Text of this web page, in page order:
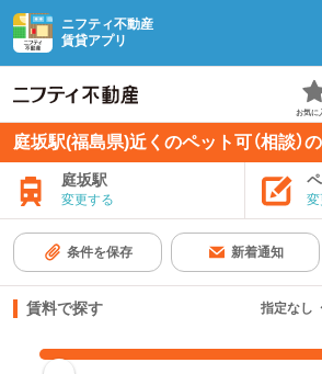
ニフティ不動産
賃貸アプリ
お気に
庭坂駅(福島県)近くのペット可（相談）
庭坂駅
変更する 変
条件を保存 新着通知
賃料で探す 指定なし